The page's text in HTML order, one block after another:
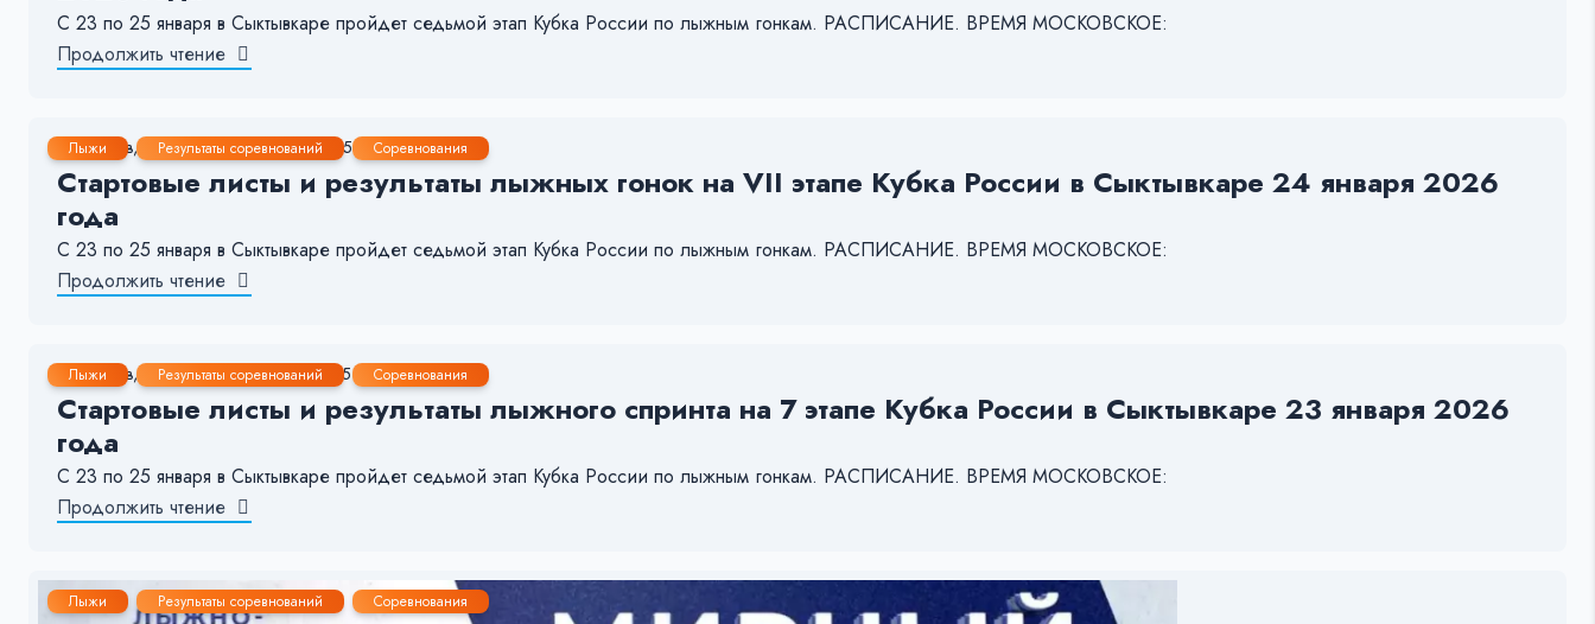
С 23 по 25 января в Сыктывкаре пройдет седьмой этап Кубка России по лыжным гонкам. РАСПИСАНИЕ. ВРЕМЯ МОСКОВСКОЕ:
Продолжить чтение
Лыжи Результаты соревнований Соревнования
24 Янв, 2026 1-2 мин. 425 7
Стартовые листы и результаты лыжных гонок на VII этапе Кубка России в Сыктывкаре 24 января 2026
года
С 23 по 25 января в Сыктывкаре пройдет седьмой этап Кубка России по лыжным гонкам. РАСПИСАНИЕ. ВРЕМЯ МОСКОВСКОЕ:
Продолжить чтение
Лыжи Результаты соревнований Соревнования
22 Янв, 2026 1-2 мин. 275 14
Стартовые листы и результаты лыжного спринта на 7 этапе Кубка России в Сыктывкаре 23 января 2026
года
С 23 по 25 января в Сыктывкаре пройдет седьмой этап Кубка России по лыжным гонкам. РАСПИСАНИЕ. ВРЕМЯ МОСКОВСКОЕ:
Продолжить чтение
Лыжи Результаты соревнований Соревнования